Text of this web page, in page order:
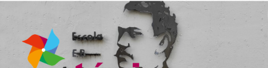
Pular
para
conteúdo